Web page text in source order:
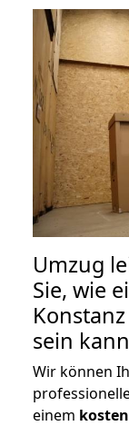
Umzug
Sie, wie
sein kann
Wir können
einem